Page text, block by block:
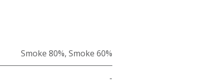
Smoke 80%, Smoke 60%
-